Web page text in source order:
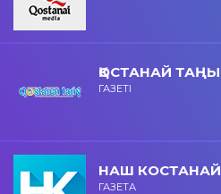
ҚОСТАНАЙ ТАҢЫ
ГАЗЕТІ
НАШ КОСТАНАЙ
ГАЗЕТА